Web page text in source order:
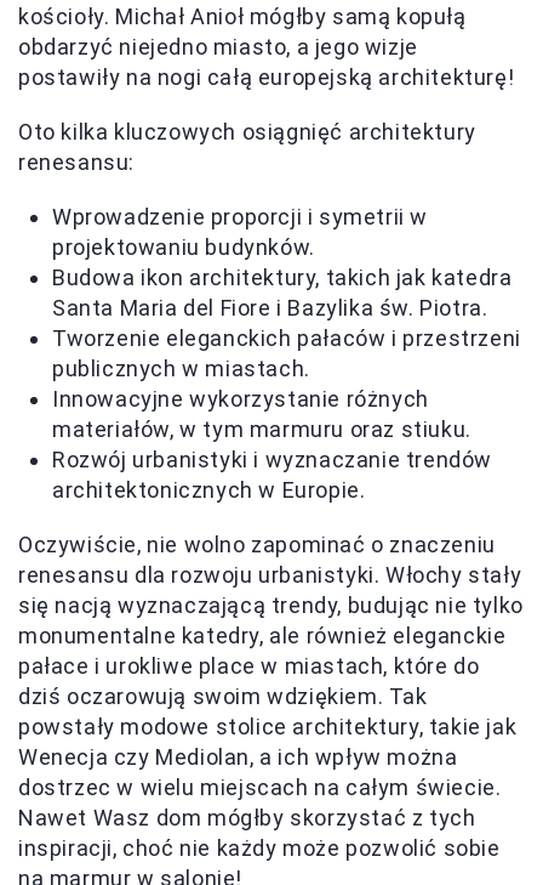
kościoły. Michał Anioł mógłby samą kopułą
obdarzyć niejedno miasto, a jego wizje
postawiły na nogi całą europejską architekturę!
Oto kilka kluczowych osiągnięć architektury
renesansu:
Wprowadzenie proporcji i symetrii w
projektowaniu budynków.
Budowa ikon architektury, takich jak katedra
Santa Maria del Fiore i Bazylika św. Piotra.
Tworzenie eleganckich pałaców i przestrzeni
publicznych w miastach.
Innowacyjne wykorzystanie różnych
materiałów, w tym marmuru oraz stiuku.
Rozwój urbanistyki i wyznaczanie trendów
architektonicznych w Europie.
Oczywiście, nie wolno zapominać o znaczeniu
renesansu dla rozwoju urbanistyki. Włochy stały
się nacją wyznaczającą trendy, budując nie tylko
monumentalne katedry, ale również eleganckie
pałace i urokliwe place w miastach, które do
dziś oczarowują swoim wdziękiem. Tak
powstały modowe stolice architektury, takie jak
Wenecja czy Mediolan, a ich wpływ można
dostrzec w wielu miejscach na całym świecie.
Nawet Wasz dom mógłby skorzystać z tych
inspiracji, choć nie każdy może pozwolić sobie
na marmur w salonie!